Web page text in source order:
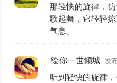
那轻快的旋律，
歌起舞，它轻轻
气息。
绘你一世倾城 发
听到轻快的旋律